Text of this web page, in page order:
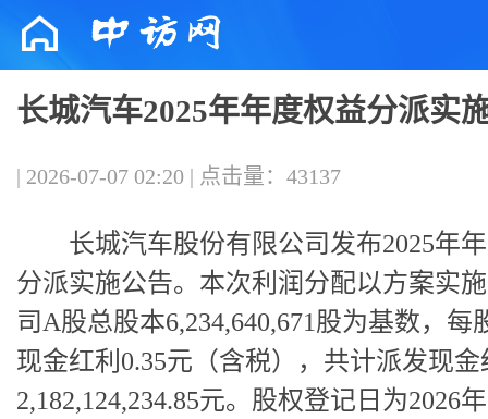
长城汽车2025年年度权益分派实
| 2026-07-07 02:20 | 点击量：43137
长城汽车股份有限公司发布2025年
分派实施公告。本次利润分配以方案实
司A股总股本6,234,640,671股为基数，每
现金红利0.35元（含税），共计派发现金
2,182,124,234.85元。股权登记日为2026